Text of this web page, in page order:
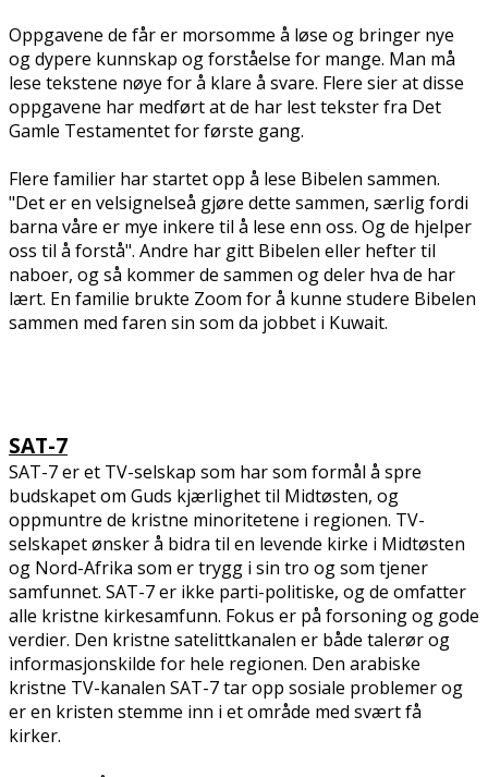
Oppgavene de får er morsomme å løse og bringer nye
og dypere kunnskap og forståelse for mange. Man må
lese tekstene nøye for å klare å svare. Flere sier at disse
oppgavene har medført at de har lest tekster fra Det
Gamle Testamentet for første gang.
Flere familier har startet opp å lese Bibelen sammen.
"Det er en velsignelseå gjøre dette sammen, særlig fordi
barna våre er mye flinkere til å lese enn oss. Og de hjelper
oss til å forstå". Andre har gitt Bibelen eller hefter til
naboer, og så kommer de sammen og deler hva de har
lært. En familie brukte Zoom for å kunne studere Bibelen
sammen med faren sin som da jobbet i Kuwait.
SAT-7
SAT-7 er et TV-selskap som har som formål å spre
budskapet om Guds kjærlighet til Midtøsten, og
oppmuntre de kristne minoritetene i regionen. TV-
selskapet ønsker å bidra til en levende kirke i Midtøsten
og Nord-Afrika som er trygg i sin tro og som tjener
samfunnet. SAT-7 er ikke parti-politiske, og de omfatter
alle kristne kirkesamfunn. Fokus er på forsoning og gode
verdier. Den kristne satelittkanalen er både talerør og
informasjonskilde for hele regionen. Den arabiske
kristne TV-kanalen SAT-7 tar opp sosiale problemer og
er en kristen stemme inn i et område med svært få
kirker.